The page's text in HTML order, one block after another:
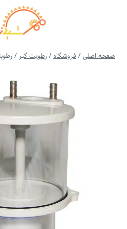
صفحه اصلی/فروشگاه/رطوبت گیر /